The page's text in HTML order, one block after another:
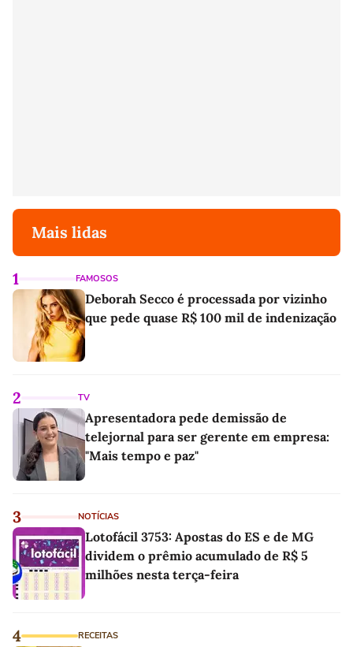
Mais lidas
1 FAMOSOS
Deborah Secco é processada por vizinho
que pede quase R$ 100 mil de indenização
2 TV
Apresentadora pede demissão de
telejornal para ser gerente em empresa:
"Mais tempo e paz"
3 NOTÍCIAS
Lotofácil 3753: Apostas do ES e de MG
dividem o prêmio acumulado de R$ 5
milhões nesta terça-feira
4 RECEITAS